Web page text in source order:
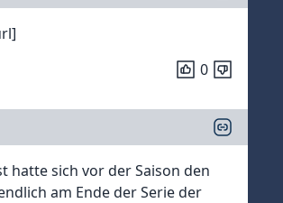
0
hatte sich vor der Saison den
am Ende der Serie der